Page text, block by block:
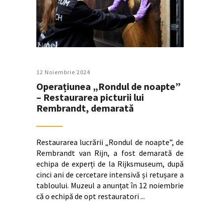
12 Noiembrie 2024
Operațiunea „Rondul de noapte”
– Restaurarea picturii lui
Rembrandt, demarată
Restaurarea lucrării „Rondul de noapte”, de
Rembrandt van Rijn, a fost demarată de
echipa de experți de la Rijksmuseum, după
cinci ani de cercetare intensivă și retușare a
tabloului. Muzeul a anunțat în 12 noiembrie
că o echipă de opt restauratori